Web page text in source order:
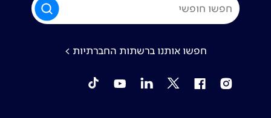
חפשו אותנו ברשתות החברתיות >
Instagram
Facebook
Twitter
Linkedin
YouTube
tiktok